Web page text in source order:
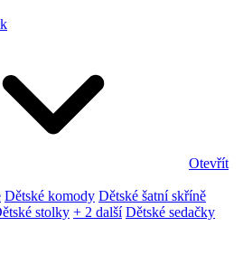
Otevřít
Dětské komody Dětské šatní skříně
stolky + 2 další Dětské sedačky